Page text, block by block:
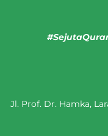
Jl. Prof. Dr. Hamka,